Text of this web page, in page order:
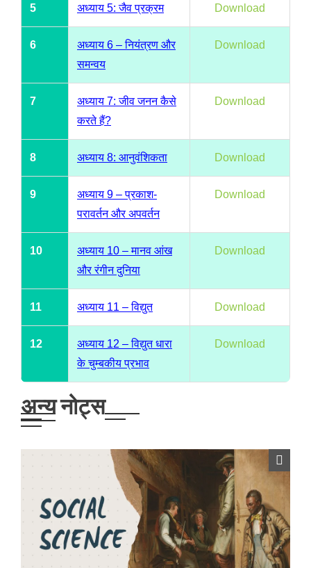
5 अध्याय 5: जैव प्रक्रम Download
6
अध्याय 6 – नियंत्रण और
समन्वय
Download
7
अध्याय 7: जीव जनन कैसे
करते हैं?
Download
8 अध्याय 8: आनुवंशिकता Download
9
अध्याय 9 – प्रकाश-
परावर्तन और अपवर्तन
Download
10
अध्याय 10 – मानव आंख
और रंगीन दुनिया
Download
11 अध्याय 11 – विद्युत Download
12
अध्याय 12 – विद्युत धारा
के चुम्बकीय प्रभाव
Download
अन्य नोट्स